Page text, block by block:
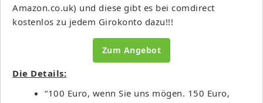
Amazon.co.uk) und diese gibt es bei comdirect
kostenlos zu jedem Girokonto dazu!!!
Zum Angebot
Die Details:
“100 Euro, wenn Sie uns mögen. 150 Euro,